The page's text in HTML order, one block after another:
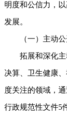
明度和公信力，
发展。
（一）主动公
拓展和深化主
决算、卫生健康
度关注的领域，
行政规范性文件5